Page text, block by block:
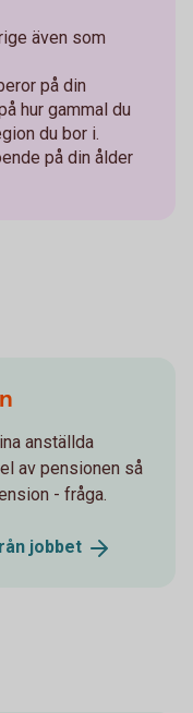
även som
på din
hur gammal du
du bor i.
på din ålder
anställda
av pensionen så
- fråga.
jobbet